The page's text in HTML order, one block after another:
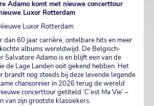
Adamo komt met nieuwe concerttour
nieuwe Luxor Rotterdam
Luxor Rotterdam
dan 60 jaar carrière, ontelbare hits en meer
albums wereldwijd. De Belgisch-
Salvatore Adamo is en blijft een van de
de Lage Landen ooit gekend hebben. Het
brandt nog steeds bij deze levende legende
chansonnier in 2026 terug de wereld
concerttour getiteld ‘C’est Ma Vie’ –
van zijn grootste klassiekers.